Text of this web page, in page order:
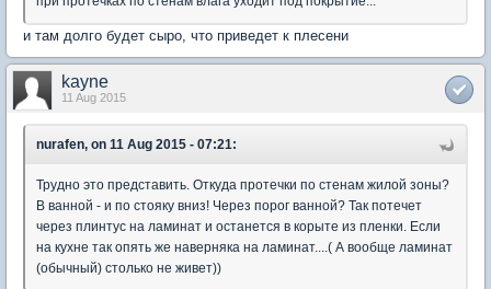
и там долго будет сыро, что приведет к плесени
kayne
11 Aug 2015
nurafen, on 11 Aug 2015 - 07:21:
Трудно это представить. Откуда протечки по стенам жилой зоны?
В ванной - и по стояку вниз! Через порог ванной? Так потечет
через плинтус на ламинат и останется в корыте из пленки. Если
на кухне так опять же наверняка на ламинат....( А вообще ламинат
(обычный) столько не живет))